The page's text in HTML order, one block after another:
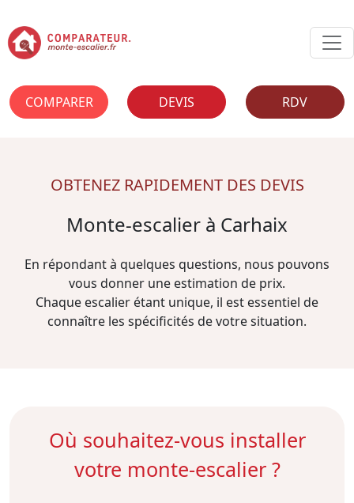
COMPARER DEVIS RDV
OBTENEZ RAPIDEMENT DES DEVIS
Monte-escalier à Carhaix
En répondant à quelques questions, nous pouvons
vous donner une estimation de prix.
Chaque escalier étant unique, il est essentiel de
connaître les spécificités de votre situation.
Où souhaitez-vous installer
votre monte-escalier ?